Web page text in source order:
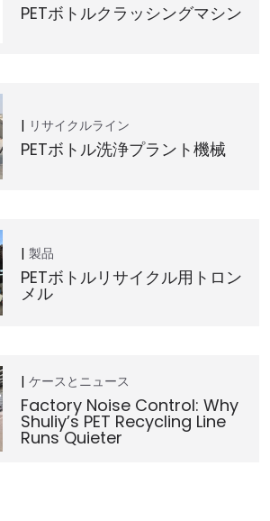
PETボトルクラッシングマシン
リサイクルライン
PETボトル洗浄プラント機械
製品
PETボトルリサイクル用トロン
メル
ケースとニュース
Factory Noise Control: Why
Shuliy’s PET Recycling Line
Runs Quieter